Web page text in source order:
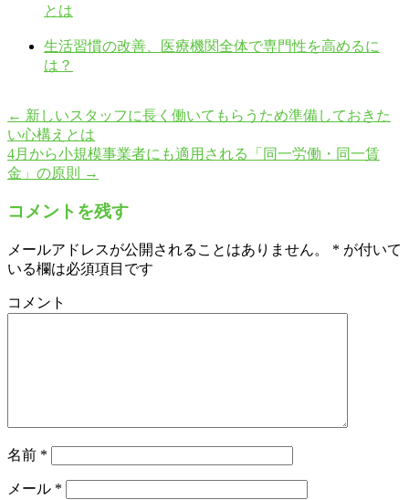
とは
生活習慣の改善、医療機関全体で専門性を高めるに
は？
← 新しいスタッフに長く働いてもらうため準備しておきた
い心構えとは
4月から小規模事業者にも適用される「同一労働・同一賃
金」の原則
→
コメントを残す
メールアドレスが公開されることはありません。 * が付いて
いる欄は必須項目です
コメント
名前 *
メール *